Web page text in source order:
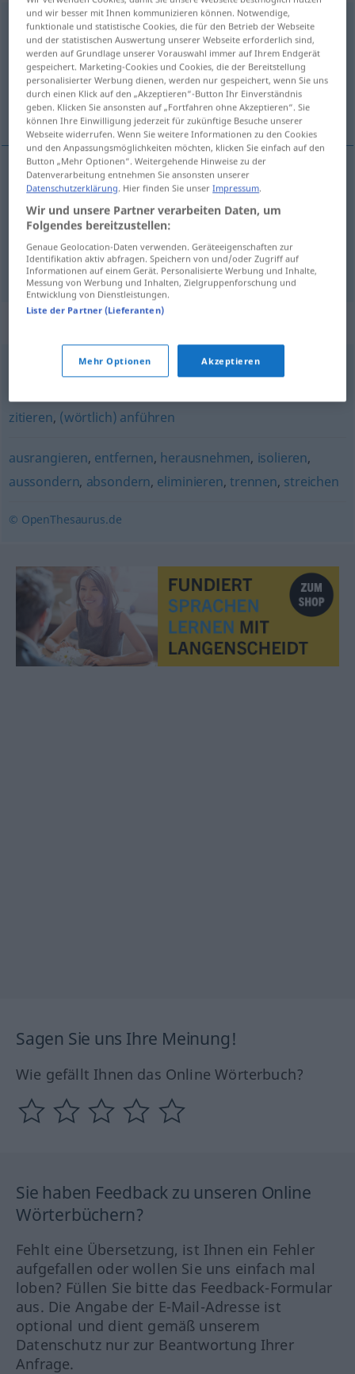
entnehmen
Übersicht aller Übersetzungen
(Für mehr Details die Übersetzung anklicken/antippen)
[iz-]vaditi, uzeti , razabrati
uzeti(-imati) entnehmen
[iz-]vaditi entnehmenBlut
razabrati(-irati) entnehmen verstehen
(aus einem Text) ersehen
zitieren, (wörtlich) anführen
ausrangieren, entfernen, herausnehmen, isolieren,
aussondern, absondern, eliminieren,trennen, streichen
© OpenThesaurus.de
Sagen Sie uns Ihre Meinung!
Wie gefällt Ihnen das Online Wörterbuch?
Sie haben Feedback zu unseren Online
Wörterbüchern?
Fehlt eine Übersetzung, ist Ihnen ein Fehler
aufgefallen oder wollen Sie uns einfach mal
loben? Füllen Sie bitte das Feedback-Formular
aus. Die Angabe der E-Mail-Adresse ist
optional und dient gemäß unserem
Datenschutz nur zur Beantwortung Ihrer
Anfrage.
und wir besser mit Ihnen kommunizieren können. Notwendige,
funktionale und statistische Cookies, die für den Betrieb der Webseite
und der statistischen Auswertung unserer Webseite erforderlich sind,
werden auf Grundlage unserer Vorauswahl immer auf Ihrem Endgerät
gespeichert. Marketing-Cookies und Cookies, die der Bereitstellung
personalisierter Werbung dienen, werden nur gespeichert, wenn Sie uns
durch einen Klick auf den „Akzeptieren“-Button Ihr Einverständnis
geben. Klicken Sie ansonsten auf „Fortfahren ohne Akzeptieren“. Sie
können Ihre Einwilligung jederzeit für zukünftige Besuche unserer
Webseite widerrufen. Wenn Sie weitere Informationen zu den Cookies
und den Anpassungsmöglichkeiten möchten, klicken Sie einfach auf den
Button „Mehr Optionen“. Weitergehende Hinweise zu der
Datenverarbeitung entnehmen Sie ansonsten unserer
Datenschutzerklärung. Hier finden Sie unserImpressum.
Wir und unsere Partner verarbeiten Daten, um
Folgendes bereitzustellen:
Genaue Geolocation-Daten verwenden. Geräteeigenschaften zur
Identifikation aktiv abfragen. Speichern von und/oder Zugriff auf
Informationen auf einem Gerät. Personalisierte Werbung und Inhalte,
Messung von Werbung und Inhalten, Zielgruppenforschung und
Entwicklung von Dienstleistungen.
Liste der Partner (Lieferanten)
Mehr Optionen Akzeptieren